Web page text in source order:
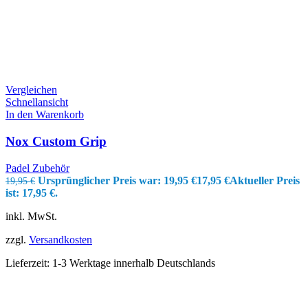
Vergleichen
Schnellansicht
In den Warenkorb
Nox Custom Grip
Padel Zubehör
19,95€ Ursprünglicher Preis war: 19,95 €17,95 €Aktueller Preis
ist: 17,95 €.
inkl. MwSt.
zzgl. Versandkosten
Lieferzeit: 1-3 Werktage innerhalb Deutschlands